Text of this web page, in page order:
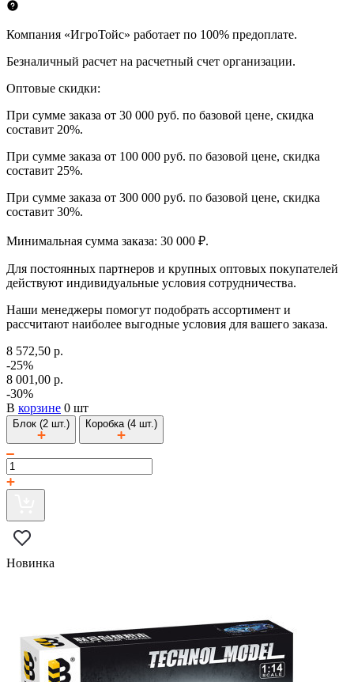
Компания «ИгроТойс» работает по 100% предоплате.
Безналичный расчет на расчетный счет организации.
Оптовые скидки:
При сумме заказа от 30 000 руб. по базовой цене, скидка
составит 20%.
При сумме заказа от 100 000 руб. по базовой цене, скидка
составит 25%.
При сумме заказа от 300 000 руб. по базовой цене, скидка
составит 30%.
Минимальная сумма заказа: 30 000 ₽.
Для постоянных партнеров и крупных оптовых покупателей
действуют индивидуальные условия сотрудничества.
Наши менеджеры помогут подобрать ассортимент и
рассчитают наиболее выгодные условия для вашего заказа.
8 572,50 р.
-25%
8 001,00 р.
-30%
В корзине 0 шт
Блок (2 шт.) Коробка (4 шт.)
Новинка